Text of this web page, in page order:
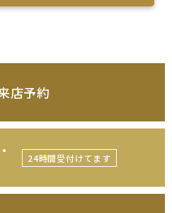
店予約
24時間受付けてます